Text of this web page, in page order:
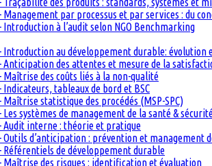
Management par processus et par services : du
Introduction à l’audit selon NGO Benchmarking
Introduction au développement durable: évolution
Anticipation des attentes et mesure de la
Maîtrise des coûts liés à la non-qualité
Indicateurs, tableaux de bord et BSC
Maîtrise statistique des procédés (MSP-SPC)
Les systèmes de management de la santé &
Audit interne : théorie et pratique
Outils d’anticipation : prévention et management
Référentiels de développement durable
Maîtrise des risques : identification et évaluation